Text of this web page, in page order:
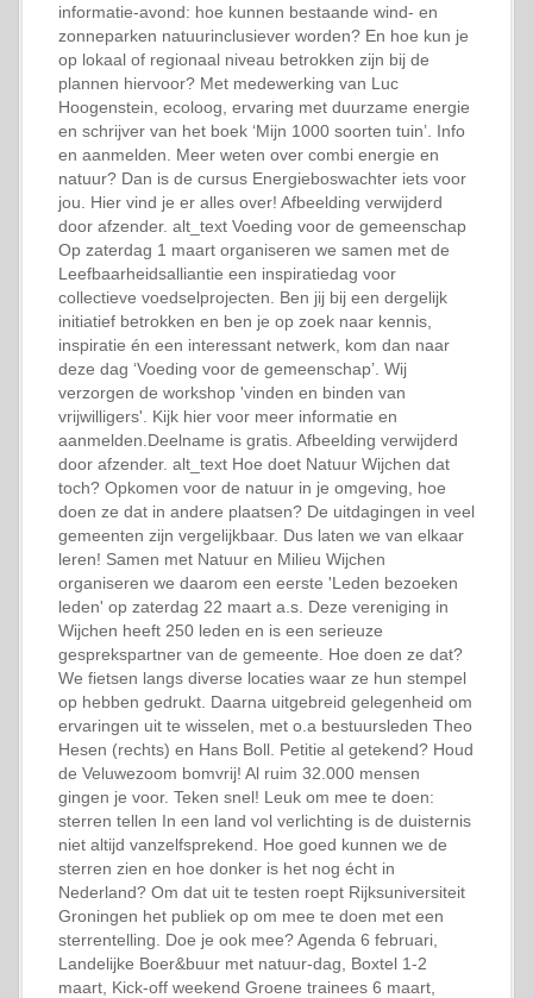
informatie-avond: hoe kunnen bestaande wind- en
zonneparken natuurinclusiever worden? En hoe kun je
op lokaal of regionaal niveau betrokken zijn bij de
plannen hiervoor? Met medewerking van Luc
Hoogenstein, ecoloog, ervaring met duurzame energie
en schrijver van het boek ‘Mijn 1000 soorten tuin’. Info
en aanmelden. Meer weten over combi energie en
natuur? Dan is de cursus Energieboswachter iets voor
jou. Hier vind je er alles over! Afbeelding verwijderd
door afzender. alt_text Voeding voor de gemeenschap
Op zaterdag 1 maart organiseren we samen met de
Leefbaarheidsalliantie een inspiratiedag voor
collectieve voedselprojecten. Ben jij bij een dergelijk
initiatief betrokken en ben je op zoek naar kennis,
inspiratie én een interessant netwerk, kom dan naar
deze dag ‘Voeding voor de gemeenschap’. Wij
verzorgen de workshop 'vinden en binden van
vrijwilligers'. Kijk hier voor meer informatie en
aanmelden.Deelname is gratis. Afbeelding verwijderd
door afzender. alt_text Hoe doet Natuur Wijchen dat
toch? Opkomen voor de natuur in je omgeving, hoe
doen ze dat in andere plaatsen? De uitdagingen in veel
gemeenten zijn vergelijkbaar. Dus laten we van elkaar
leren! Samen met Natuur en Milieu Wijchen
organiseren we daarom een eerste 'Leden bezoeken
leden' op zaterdag 22 maart a.s. Deze vereniging in
Wijchen heeft 250 leden en is een serieuze
gesprekspartner van de gemeente. Hoe doen ze dat?
We fietsen langs diverse locaties waar ze hun stempel
op hebben gedrukt. Daarna uitgebreid gelegenheid om
ervaringen uit te wisselen, met o.a bestuursleden Theo
Hesen (rechts) en Hans Boll. Petitie al getekend? Houd
de Veluwezoom bomvrij! Al ruim 32.000 mensen
gingen je voor. Teken snel! Leuk om mee te doen:
sterren tellen In een land vol verlichting is de duisternis
niet altijd vanzelfsprekend. Hoe goed kunnen we de
sterren zien en hoe donker is het nog écht in
Nederland? Om dat uit te testen roept Rijksuniversiteit
Groningen het publiek op om mee te doen met een
sterrentelling. Doe je ook mee? Agenda 6 februari,
Landelijke Boer&buur met natuur-dag, Boxtel 1-2
maart, Kick-off weekend Groene trainees 6 maart,